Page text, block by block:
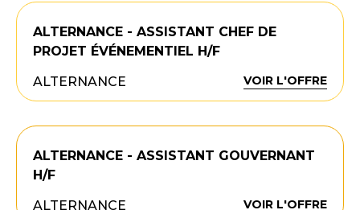
ALTERNANCE - ASSISTANT CHEF DE
PROJET ÉVÉNEMENTIEL H/F
ALTERNANCE
VOIR L'OFFRE
ALTERNANCE - ASSISTANT GOUVERNANT
H/F
ALTERNANCE
VOIR L'OFFRE